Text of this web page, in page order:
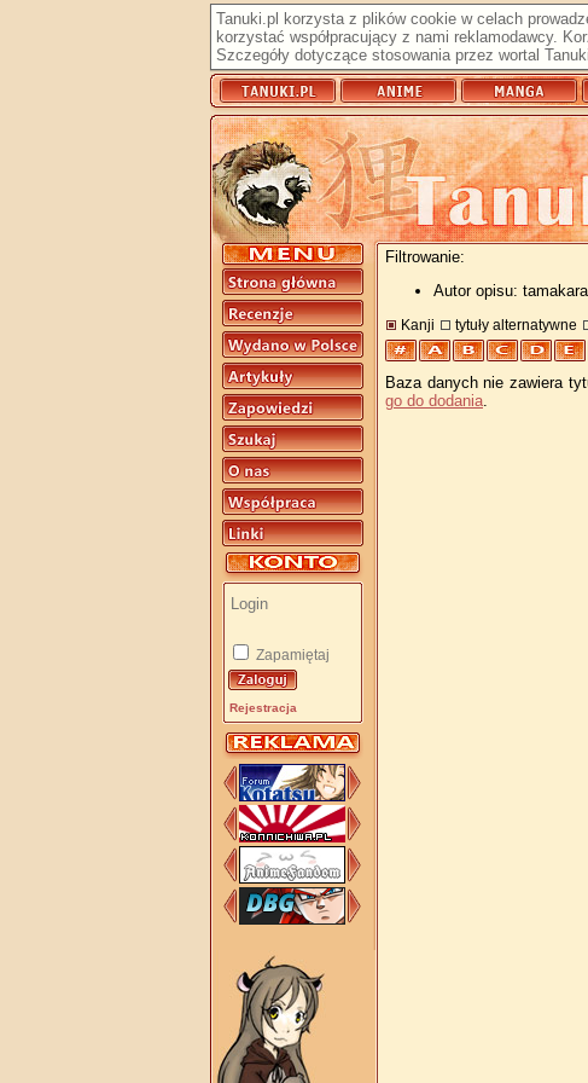
Tanuki.pl korzysta z plików cookie w celach
korzystać współpracujący z nami reklamodawcy.
Szczegóły dotyczące stosowania przez wortal
Zapamiętaj
Rejestracja
Filtrowanie:
Autor opisu: tamakara
Kanji tytuły alternatywne
Baza danych nie zawiera
go do dodania.